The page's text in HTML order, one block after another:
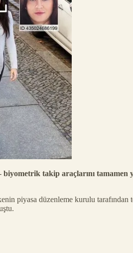
biyometrik takip araçlarını tamamen
piyasa düzenleme kurulu tarafından